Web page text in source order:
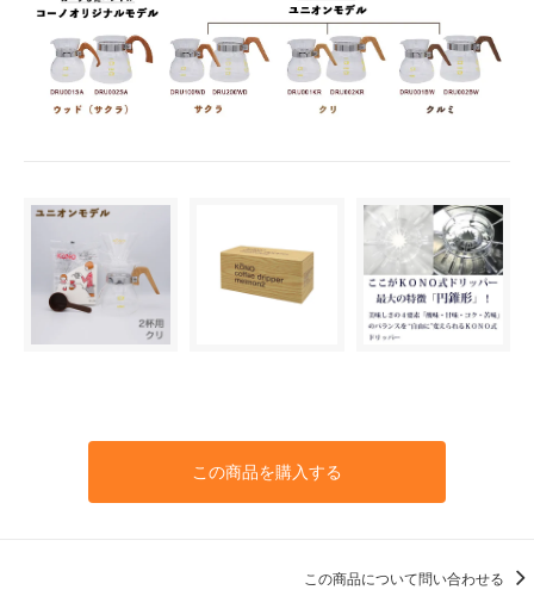
この商品を購入する
この商品について問い合わせる